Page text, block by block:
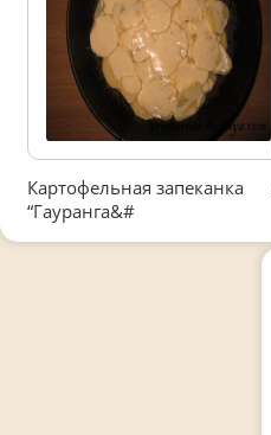
Картофельная запеканка
“Гауранга&#